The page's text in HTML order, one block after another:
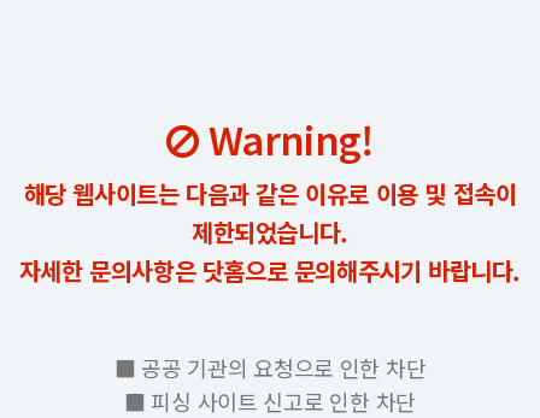
Warning!
해당 웹사이트는 다음과 같은 이유로 이용 및 접속이
제한되었습니다.
자세한 문의사항은 닷홈으로 문의해주시기 바랍니다.
■ 공공 기관의 요청으로 인한 차단
■ 피싱 사이트 신고로 인한 차단